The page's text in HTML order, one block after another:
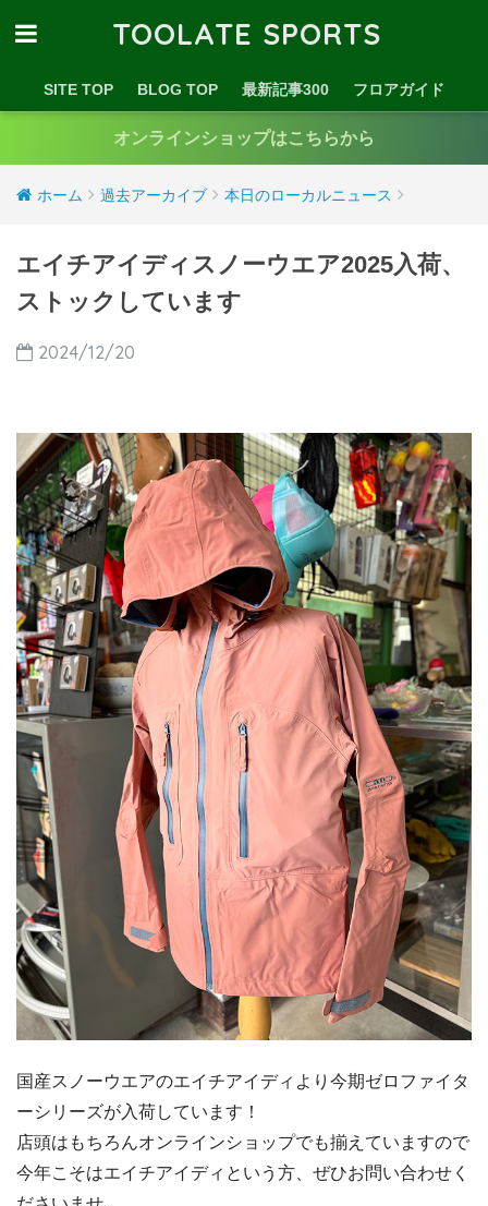
TOOLATE SPORTS
SITE TOP BLOG TOP 最新記事300 フロアガイド
オンラインショップはこちらから
ホーム 過去アーカイブ 本日のローカルニュース
エイチアイディスノーウエア2025入荷、
ストックしています
2024/12/20
国産スノーウエアのエイチアイディより今期ゼロファイタ
ーシリーズが入荷しています！
店頭はもちろんオンラインショップでも揃えていますので
今年こそはエイチアイディという方、ぜひお問い合わせく